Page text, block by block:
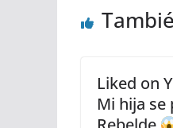
Liked on
Mi hija se